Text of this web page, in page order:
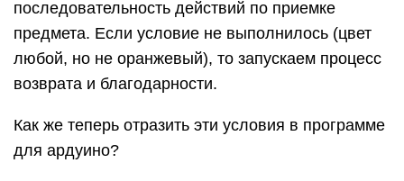
последовательность действий по приемке
предмета. Если условие не выполнилось (цвет
любой, но не оранжевый), то запускаем процесс
возврата и благодарности.
Как же теперь отразить эти условия в программе
для ардуино?